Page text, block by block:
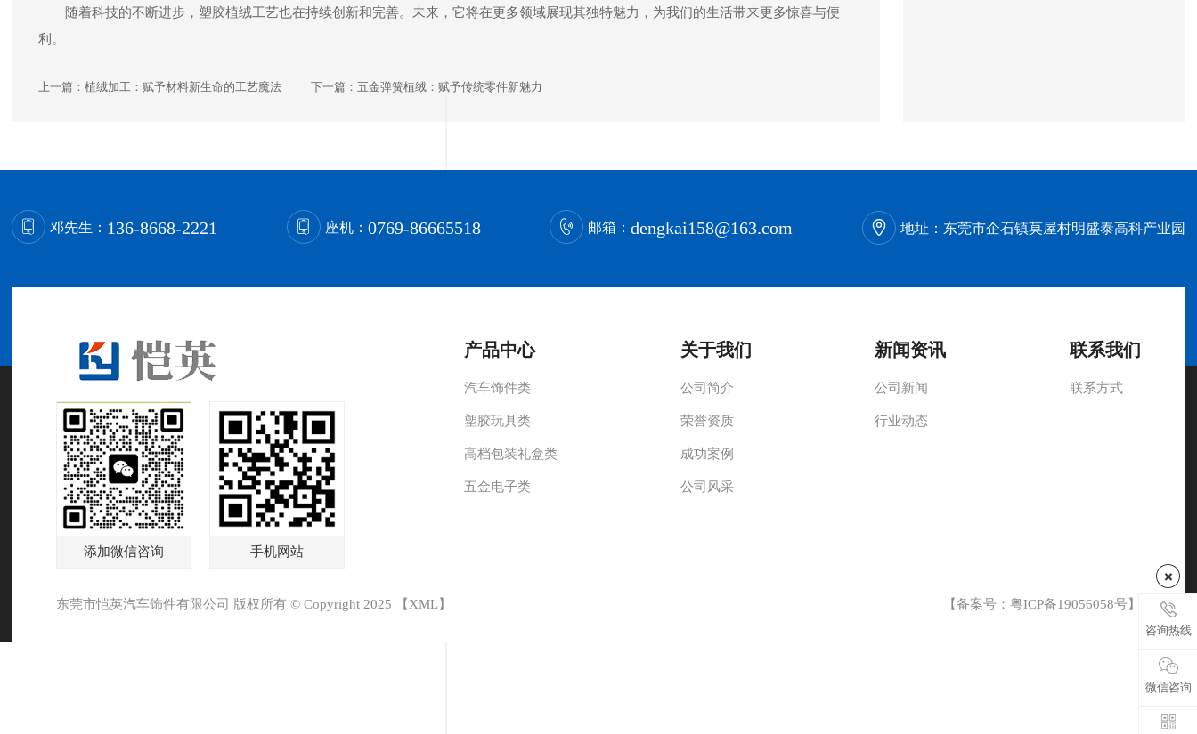
随着科技的不断进步，塑胶植绒工艺也在持续创新和完善。未来，它将在更多领域展现其独特魅力，为我们的生活带来更多惊喜与便
利。
上一篇：植绒加工：赋予材料新生命的工艺魔法 下一篇：五金弹簧植绒：赋予传统零件新魅力
邓先生： 136-8668-2221 座机： 0769-86665518 邮箱：dengkai158@163.com 地址： 东莞市企石镇莫屋村明盛泰高科产业园
添加微信咨询 手机网站
产品中心
汽车饰件类
塑胶玩具类
高档包装礼盒类
五金电子类
关于我们
公司简介
荣誉资质
成功案例
公司风采
新闻资讯
公司新闻
行业动态
联系我们
联系方式
东莞市恺英汽车饰件有限公司 版权所有 © Copyright 2025 【 XML】 【备案号： 粤ICP备19056058号】
咨询热线
微信咨询